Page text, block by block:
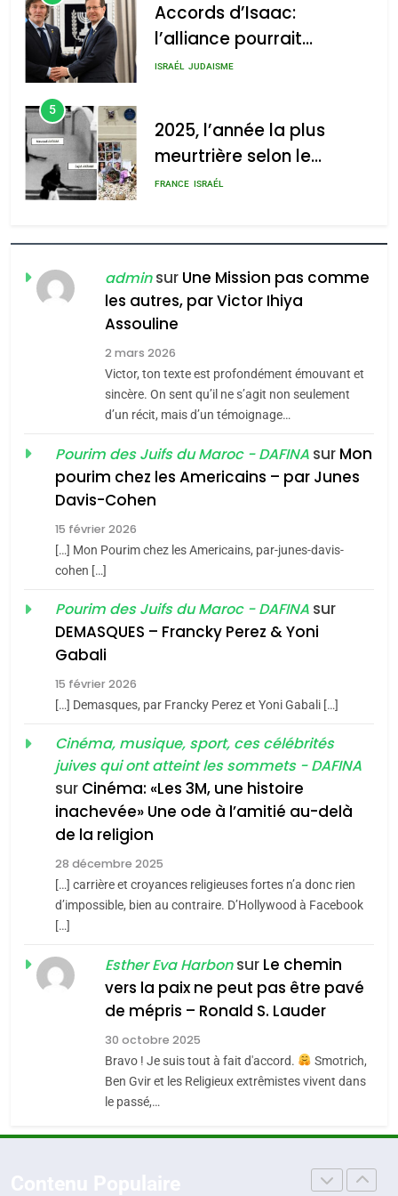
2025, l’année la plus
meurtrière selon le rapport
l’antisémitisme
admin 0
Accords d’Isaac:
l’alliance pourrait
s’étendre à 13 pays
ISRAÉL JUDAISME
5
2025, l’année la plus
meurtrière selon le
rapport d’ADL contre
FRANCE ISRAÉL
FIÈRE, DIGNE ET RÉSILIENTE :
POURQUOI JE REVENDIQUE
MA JUDAÏTE par Thérèse
Zrihen-Dvir
ISRAÉL JUDAISME
CE QUI NOUS MANQUE –
Jacques Hadida
JUDAISME
Maroc : Les amandes de
Tafraout, le miel de Tadla
du terroir
Oeil ravageur – Vanessa
De Loya Stauber
«Tu dis génocide, je dis
guerre»: La nouvelle
chanson de Boy George
ISRAÉL JUDAISME
Accords d’Isaac:
l’alliance pourrait
s’étendre à 13 pays
d’Amérique latine
ISRAÉL JUDAISME
2025, l’année la plus
meurtrière selon le
FIÈRE, DIGNE ET RÉSILIENTE :
adminsur Une Mission pas comme
les autres, par Victor Ihiya
Assouline
2 mars 2026
Victor, ton texte est profondément émouvant et
sincère. On sent qu’il ne s’agit non seulement
d’un récit, mais d’un témoignage…
Pourim des Juifs du Maroc - DAFINA sur Mon
pourim chez les Americains – par Junes
Davis-Cohen
15 février 2026
[…] Mon Pourim chez les Americains, par-junes-davis-
cohen […]
Pourim des Juifs du Maroc - DAFINA sur
DEMASQUES – Francky Perez & Yoni
Gabali
15 février 2026
[…] Demasques, par Francky Perez et Yoni Gabali […]
Cinéma, musique, sport, ces célébrités
juives qui ont atteint les sommets - DAFINA
sur Cinéma: «Les 3M, une histoire
inachevée» Une ode à l’amitié au-delà
de la religion
28 décembre 2025
[…] carrière et croyances religieuses fortes n’a donc rien
d’impossible, bien au contraire. D’Hollywood à Facebook
[…]
Esther Eva Harbonsur Le chemin
vers la paix ne peut pas être pavé
de mépris – Ronald S. Lauder
30 octobre 2025
Bravo ! Je suis tout à fait d'accord.
Smotrich,
Ben Gvir et les Religieux extrêmistes vivent dans
le passé,…
meurtrière selon le rapport
l’antisémitisme
FIÈRE, DIGNE ET RÉSILIENTE :
POURQUOI JE REVENDIQUE
MA JUDAÏTE par Thérèse
Zrihen-Dvir
ISRAÉL
CE QUI NOUS MANQUE –
JUDAISME
Maroc : Les amandes de
Tafraout, le miel de Tadla
Azilal consacrés produits
du terroir
DAFINA MAROC
Oeil ravageur – Vanessa De